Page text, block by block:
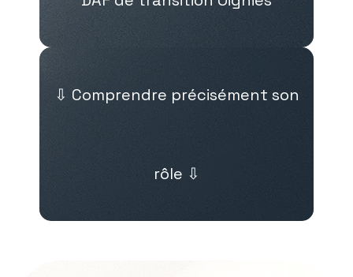
⇩ Comprendre précisément son
rôle ⇩